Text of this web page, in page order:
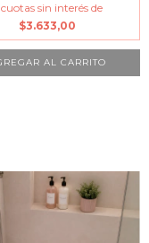
cuotas sin interés de
$3.633,00